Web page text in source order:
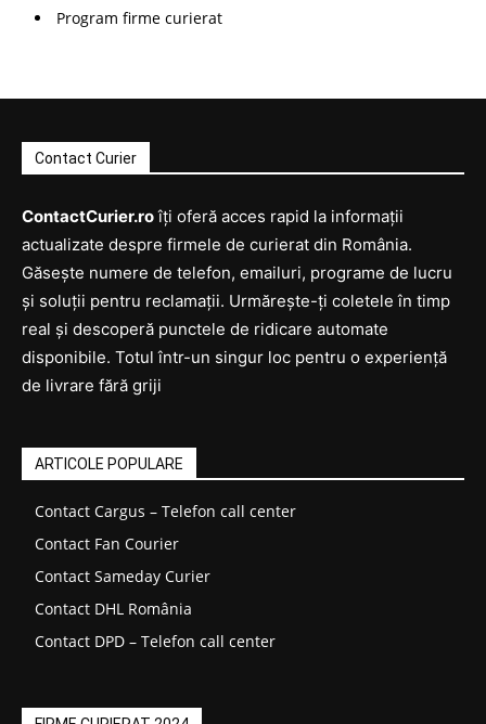
Program firme curierat
Contact Curier
ContactCurier.roîți oferă acces rapid la informații
actualizate despre firmele de curierat din România.
Găsește numere de telefon, emailuri, programe de lucru
și soluții pentru reclamații. Urmărește-ți coletele în timp
real și descoperă punctele de ridicare automate
disponibile. Totul într-un singur loc pentru o experiență
de livrare fără griji
ARTICOLE POPULARE
Contact Cargus – Telefon call center
Contact Fan Courier
Contact Sameday Curier
Contact DHL România
Contact DPD – Telefon call center